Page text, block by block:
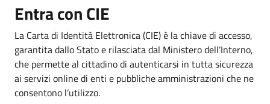
Entra con CIE
La Carta di Identità Elettronica (CIE) è la chiave di accesso,
garantita dallo Stato e rilasciata dal Ministero dell’Interno,
che permette al cittadino di autenticarsi in tutta sicurezza
ai servizi online di enti e pubbliche amministrazioni che ne
consentono l’utilizzo.